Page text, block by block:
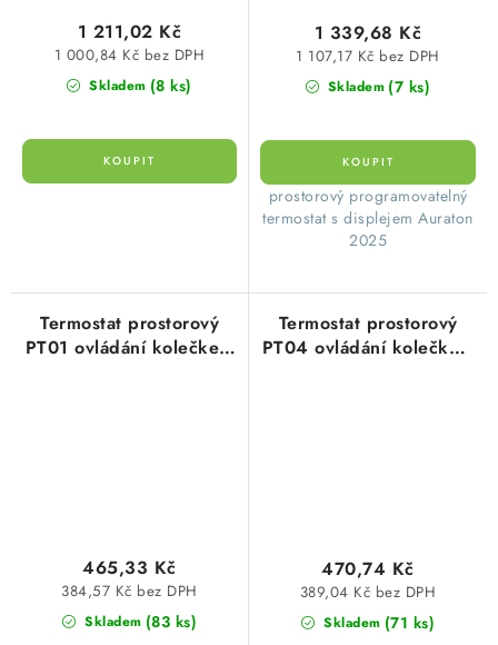
Skladem (8 ks)
1 000,84 Kč bez DPH
1 211,02 Kč
Skladem (7 ks)
1 107,17 Kč bez DPH
1 339,68 Kč
prostorový programovatelný
termostat s displejem Auraton
2025
Termostat prostorový
PT01 ovládání kolečkem
Skladem (83 ks)
384,57 Kč bez DPH
465,33 Kč
Termostat prostorový
PT04 ovládání kolečkem
Skladem (71 ks)
389,04 Kč bez DPH
470,74 Kč